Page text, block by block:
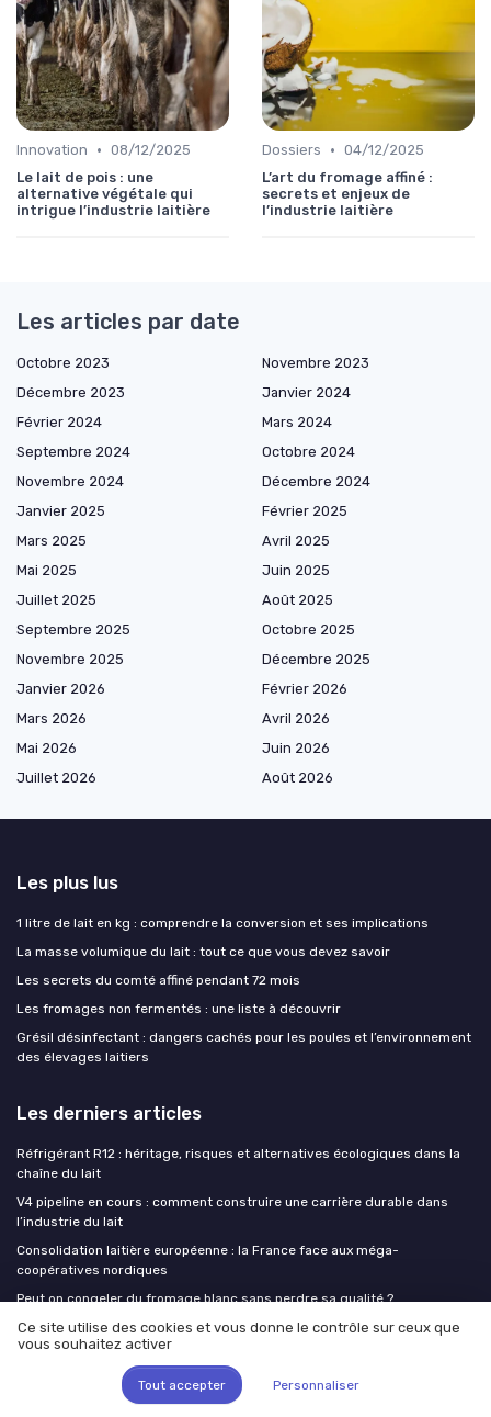
Innovation • 08/12/2025
Le lait de pois : une
alternative végétale qui
intrigue l’industrie laitière
Dossiers • 04/12/2025
L’art du fromage affiné :
secrets et enjeux de
l’industrie laitière
Les articles par date
Octobre 2023
Novembre 2023
Décembre 2023
Janvier 2024
Février 2024
Mars 2024
Septembre 2024
Octobre 2024
Novembre 2024
Décembre 2024
Janvier 2025
Février 2025
Mars 2025
Avril 2025
Mai 2025
Juin 2025
Juillet 2025
Août 2025
Septembre 2025
Octobre 2025
Novembre 2025
Décembre 2025
Janvier 2026
Février 2026
Mars 2026
Avril 2026
Mai 2026
Juin 2026
Juillet 2026
Août 2026
Les plus lus
1 litre de lait en kg : comprendre la conversion et ses implications
La masse volumique du lait : tout ce que vous devez savoir
Les secrets du comté affiné pendant 72 mois
Les fromages non fermentés : une liste à découvrir
Grésil désinfectant : dangers cachés pour les poules et l’environnement
des élevages laitiers
Les derniers articles
Réfrigérant R12 : héritage, risques et alternatives écologiques dans la
chaîne du lait
V4 pipeline en cours : comment construire une carrière durable dans
l’industrie du lait
Consolidation laitière européenne : la France face aux méga-
coopératives nordiques
Peut on congeler du fromage blanc sans perdre sa qualité ?
Modernisation des sites laitiers : ce que le milliard d'euros de Lactalis
révèle des priorités industrielles
Milk Insiders
Ce site utilise des cookies et vous donne le contrôle sur ceux que
vous souhaitez activer
Tout accepter Personnaliser